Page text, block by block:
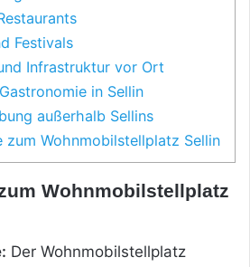
Festivals
Infrastruktur vor Ort
in Sellin
außerhalb Sellins
zum Wohnmobilstellplatz Sellin
Wohnmobilstellplatz
Der Wohnmobilstellplatz